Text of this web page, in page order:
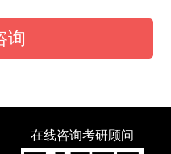
询
在线咨询考研顾问